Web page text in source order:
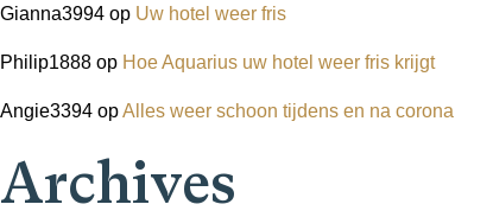
Gianna3994 op Uw hotel weer fris
Philip1888 op Hoe Aquarius uw hotel weer fris krijgt
Angie3394 opAlles weer schoon tijdens en na corona
Archives